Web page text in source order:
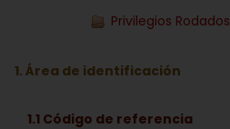
Privilegios Rodados
1. Área de identificación
1.1 Código de referencia